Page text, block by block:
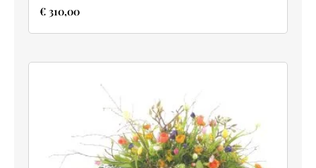
€ 310,00